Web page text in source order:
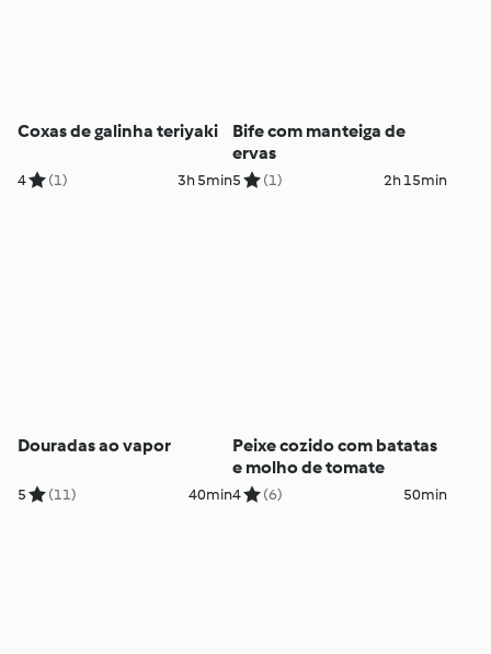
Coxas de galinha teriyaki
4 (1) 3h 5min
Bife com manteiga de
ervas
5 (1) 2h 15min
Douradas ao vapor
5 (11) 40min
Peixe cozido com batatas
e molho de tomate
4 (6) 50min